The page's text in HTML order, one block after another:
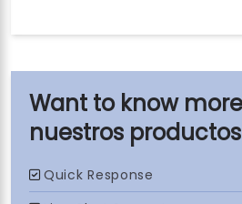
nuestros productos